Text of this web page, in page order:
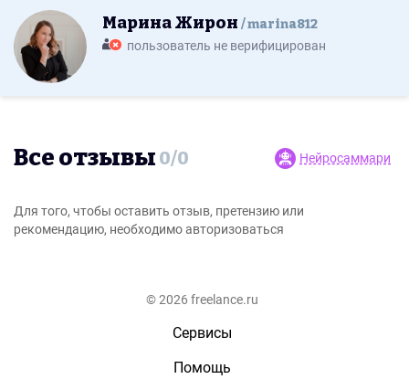
Марина Жирон marina812
пользователь не верифицирован
Все отзывы 0/0 Нейросаммари
Для того, чтобы оставить отзыв, претензию или
рекомендацию, необходимо авторизоваться
© 2026 freelance.ru
Сервисы
Помощь